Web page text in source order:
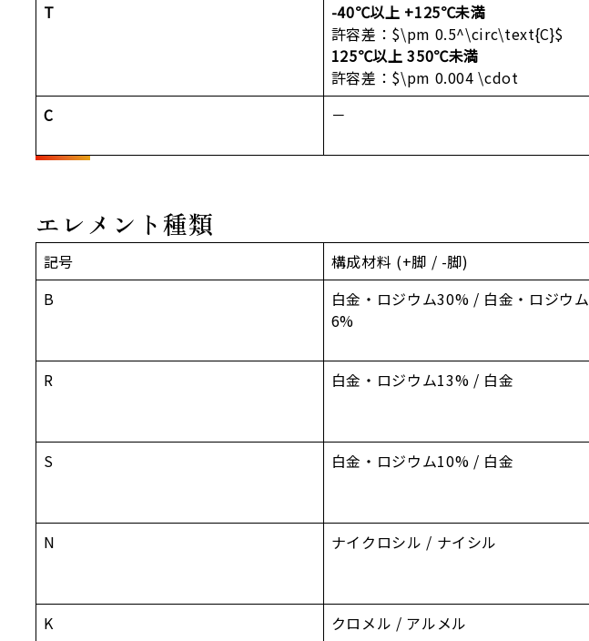
T
-40℃以上 +125℃未満
許容差：$\pm 0.5^\circ\text{C}$
125℃以上 350℃未満
許容差：$\pm 0.004 \cdot
C －
エレメント種類
記号 構成材料 (+脚 / -脚)
B
白金・ロジウム30% / 白金・ロジウム
6%
R 白金・ロジウム13% / 白金
S 白金・ロジウム10% / 白金
N ナイクロシル / ナイシル
K クロメル / アルメル